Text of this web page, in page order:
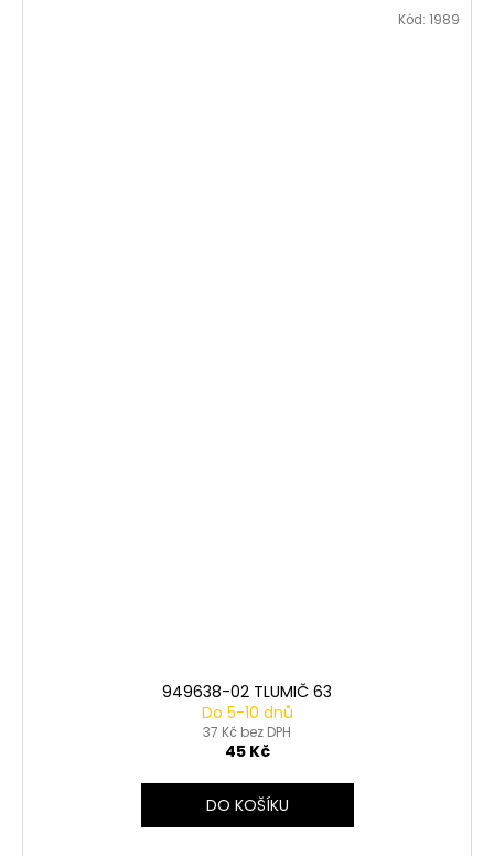
949638-02 TLUMIČ 63
Do 5-10 dnů
37 Kč bez DPH
45 Kč
DO KOŠÍKU
Kód: 1989